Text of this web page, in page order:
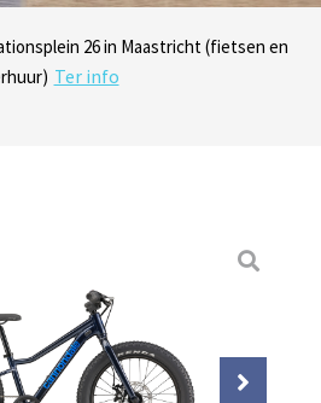
locaties Sphinxlunet 1 in Maastricht
183 in Lanaken (fietsen en e-
26 in Maastricht (fietsen en
Ter info
klanten! Lees reviews